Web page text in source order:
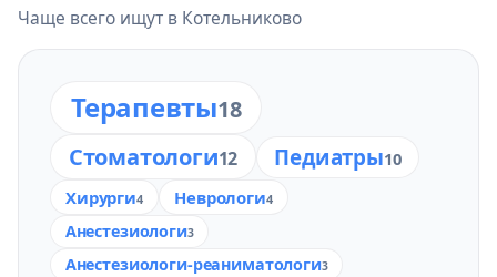
Чаще всего ищут в Котельниково
Терапевты18
Стоматологи12 Педиатры10
Хирурги4 Неврологи4
Анестезиологи3
Анестезиологи-реаниматологи3